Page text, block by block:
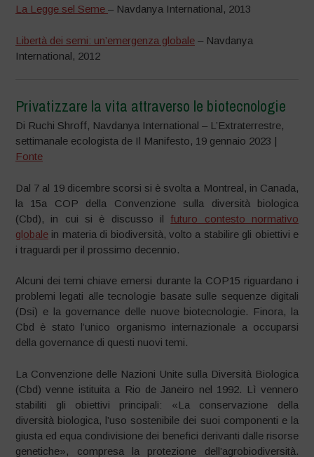
La Legge sel Seme– Navdanya International, 2013
Libertà dei semi: un’emergenza globale – Navdanya
International, 2012
Privatizzare la vita attraverso le biotecnologie
Di Ruchi Shroff, Navdanya International – L’Extraterrestre,
settimanale ecologista de Il Manifesto, 19 gennaio 2023 |
Fonte
Dal 7 al 19 dicembre scorsi si è svolta a Montreal, in Canada,
la 15a COP della Convenzione sulla diversità biologica
(Cbd), in cui si è discusso il futuro contesto normativo
globale in materia di biodiversità, volto a stabilire gli obiettivi e
i traguardi per il prossimo decennio.
Alcuni dei temi chiave emersi durante la COP15 riguardano i
problemi legati alle tecnologie basate sulle sequenze digitali
(Dsi) e la governance delle nuove biotecnologie. Finora, la
Cbd è stato l’unico organismo internazionale a occuparsi
della governance di questi nuovi temi.
La Convenzione delle Nazioni Unite sulla Diversità Biologica
(Cbd) venne istituita a Rio de Janeiro nel 1992. Lì vennero
stabiliti gli obiettivi principali: «La conservazione della
diversità biologica, l’uso sostenibile dei suoi componenti e la
giusta ed equa condivisione dei benefici derivanti dalle risorse
genetiche», compresa la protezione dell’agrobiodiversità.